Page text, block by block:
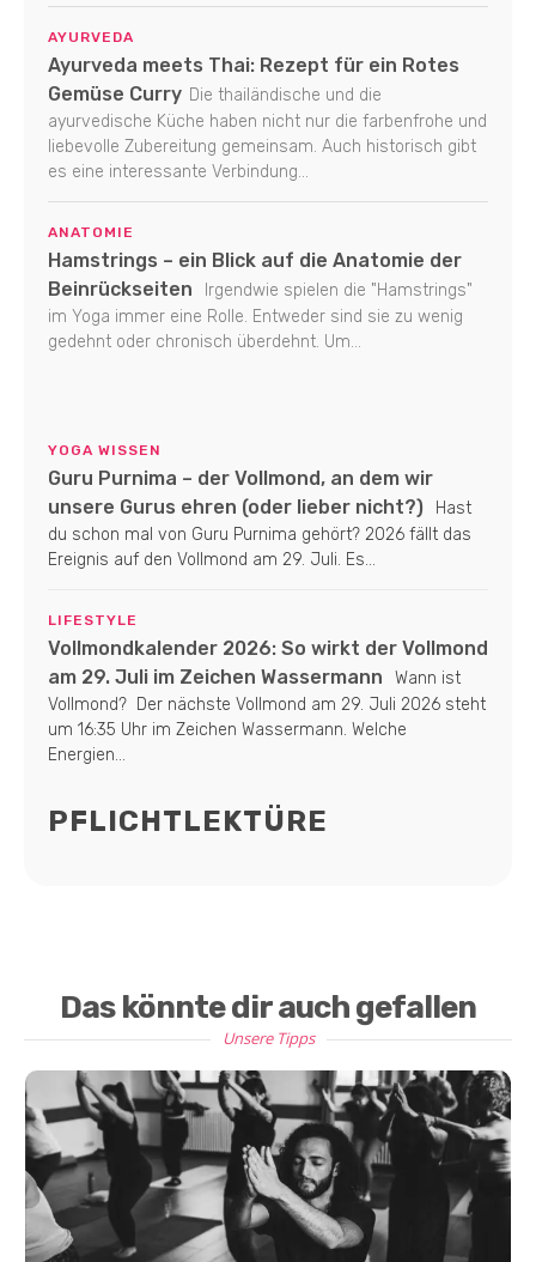
AYURVEDA
Ayurveda meets Thai: Rezept für ein Rotes
Gemüse Curry Die thailändische und die
ayurvedische Küche haben nicht nur die farbenfrohe und
liebevolle Zubereitung gemeinsam. Auch historisch gibt
es eine interessante Verbindung...
ANATOMIE
Hamstrings – ein Blick auf die Anatomie der
Beinrückseiten
Irgendwie spielen die "Hamstrings"
im Yoga immer eine Rolle. Entweder sind sie zu wenig
gedehnt oder chronisch überdehnt. Um...
YOGA WISSEN
Guru Purnima – der Vollmond, an dem wir
unsere Gurus ehren (oder lieber nicht?)
Hast
du schon mal von Guru Purnima gehört? 2026 fällt das
Ereignis auf den Vollmond am 29. Juli. Es...
LIFESTYLE
Vollmondkalender 2026: So wirkt der Vollmond
am 29. Juli im Zeichen Wassermann
Wann ist
Vollmond? Der nächste Vollmond am 29. Juli 2026 steht
um 16:35 Uhr im Zeichen Wassermann. Welche
Energien...
PFLICHTLEKTÜRE
Das könnte dir auch gefallen
Unsere Tipps